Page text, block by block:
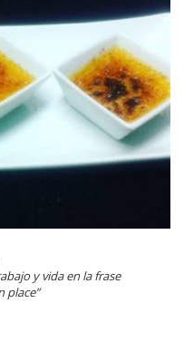
y vida en la frase
place”